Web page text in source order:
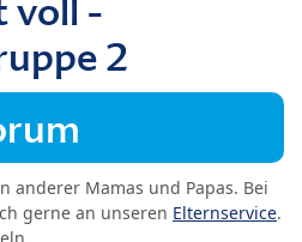
voll -
2
anderer Mamas und Papas. Bei
gerne an unseren Elternservice.